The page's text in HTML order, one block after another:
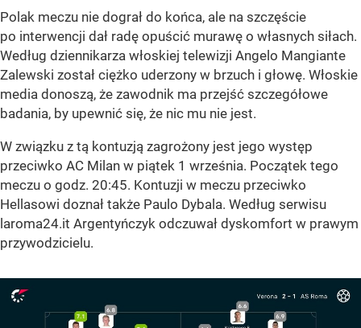
Polak meczu nie dograł do końca, ale na szczęście
po interwencji dał radę opuścić murawę o własnych siłach.
Według dziennikarza włoskiej telewizji Angelo Mangiante
Zalewski został ciężko uderzony w brzuch i głowę. Włoskie
media donoszą, że zawodnik ma przejść szczegółowe
badania, by upewnić się, że nic mu nie jest.
W związku z tą kontuzją zagrożony jest jego występ
przeciwko AC Milan w piątek 1 września. Początek tego
meczu o godz. 20:45. Kontuzji w meczu przeciwko
Hellasowi doznał także Paulo Dybala. Według serwisu
laroma24.it Argentyńczyk odczuwał dyskomfort w prawym
przywodzicielu.